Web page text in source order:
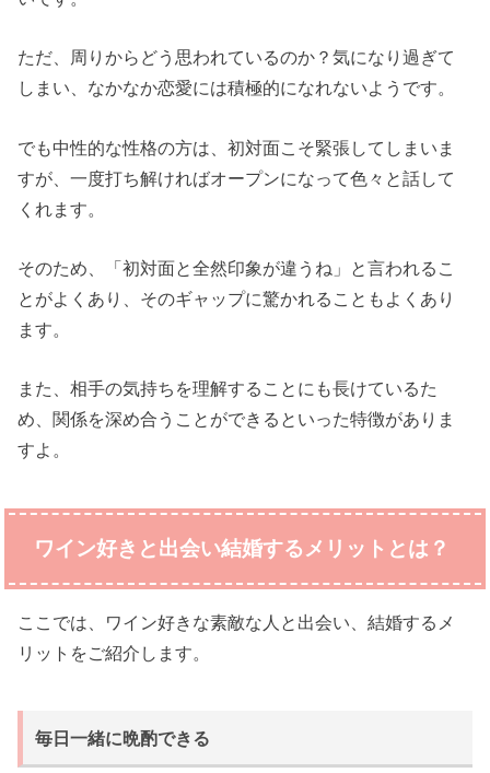
ただ、周りからどう思われているのか？気になり過ぎて
しまい、なかなか恋愛には積極的になれないようです。
でも中性的な性格の方は、初対面こそ緊張してしまいま
すが、一度打ち解ければオープンになって色々と話して
くれます。
そのため、「初対面と全然印象が違うね」と言われるこ
とがよくあり、そのギャップに驚かれることもよくあり
ます。
また、相手の気持ちを理解することにも長けているた
め、関係を深め合うことができるといった特徴がありま
すよ。
ワイン好きと出会い結婚するメリットとは？
ここでは、ワイン好きな素敵な人と出会い、結婚するメ
リットをご紹介します。
毎日一緒に晩酌できる